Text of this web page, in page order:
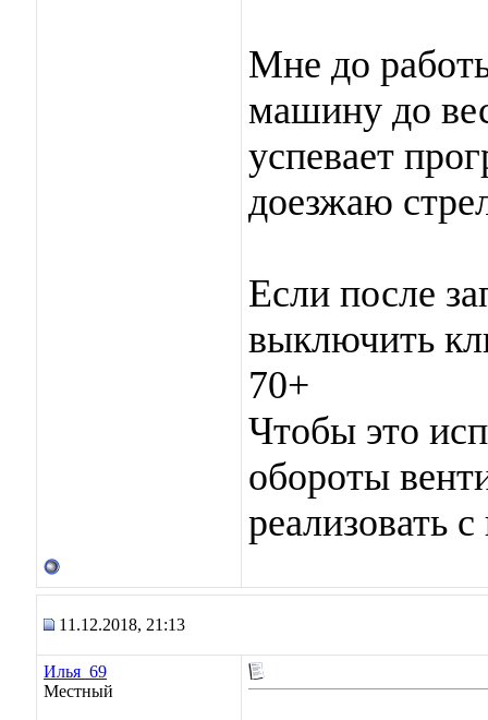
Мне до
машину до
успевает
доезжаю
Если после
выключить
70+
Чтобы это
обороты
11.12.2018, 21:13
Илья_69
Местный